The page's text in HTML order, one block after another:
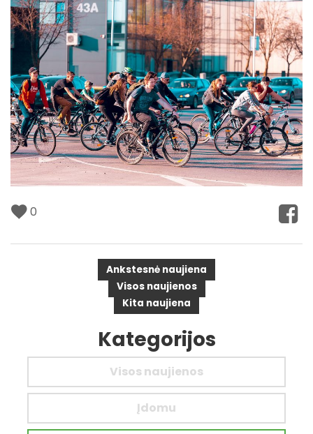
0
Ankstesnė naujiena
Visos naujienos
Kita naujiena
Kategorijos
Visos naujienos
Įdomu